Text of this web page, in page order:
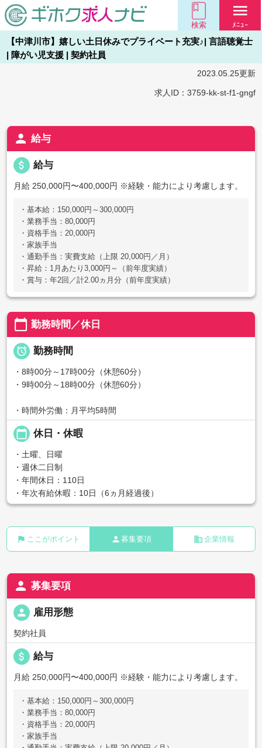
検索
menu
ﾒﾆｭｰ
【中津川市】嬉しい土日休みでプライベート充実♪| 言語聴覚士
| 障がい児支援 | 契約社員
2023.05.25更新
求人ID：3759-kk-st-f1-gngf
person 給与
attach_money 給与
月給 250,000円〜400,000円 ※経験・能力により考慮します。
・基本給：150,000円～300,000円
・業務手当：80,000円
・資格手当：20,000円
・家族手当
・通勤手当：実費支給（上限 20,000円／月）
・昇給：1月あたり3,000円～（前年度実績）
・賞与：年2回／計2.00ヵ月分（前年度実績）
calendar_today 勤務時間／休日
 勤務時間
・8時00分～17時00分（休憩60分）
・9時00分～18時00分（休憩60分）
・時間外労働：月平均5時間
calendar_today 休日・休暇
・土曜、日曜
・週休二日制
・年間休日：110日
・年次有給休暇：10日（6ヵ月経過後）
flag ここがポイント person 募集要項 business 企業情報
person 募集要項
person 雇用形態
契約社員
attach_money 給与
月給 250,000円〜400,000円 ※経験・能力により考慮します。
・基本給：150,000円～300,000円
・業務手当：80,000円
・資格手当：20,000円
・家族手当